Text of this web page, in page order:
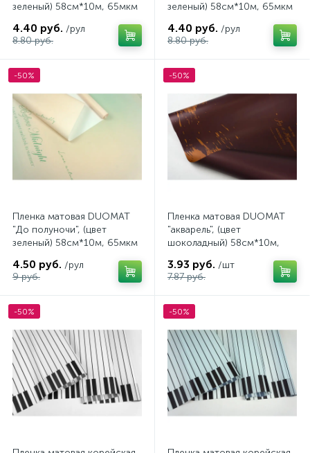
зеленый) 58см*10м, 65мкм
4.40 руб. /рул
8.80 руб.
зеленый) 58см*10м, 65мкм
4.40 руб. /рул
8.80 руб.
-50%
Пленка матовая DUOMAT
"До полуночи", (цвет
зеленый) 58см*10м, 65мкм
4.50 руб. /рул
9 руб.
-50%
Пленка матовая DUOMAT
"акварель", (цвет
шоколадный) 58см*10м,
3.93 руб. /шт
7.87 руб.
-50% -50%